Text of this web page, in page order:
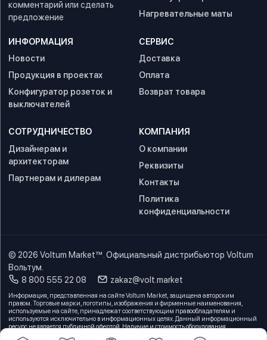
комментарий или сделать
предложение
Нагревательные маты
ИНФОРМАЦИЯ
Новости
Продукция в проектах
Конфигуратор розеток и
выключателей
СЕРВИС
Доставка
Оплата
Возврат товара
СОТРУДНИЧЕСТВО
Дизайнерам и
архитекторам
Партнерам и дилерам
КОМПАНИЯ
О компании
Реквизиты
Контакты
Политика
конфиденциальности
© 2026Voltum Market™ . Официальный дистрибьютор Voltum
Вольтум.
8 800 555 22 08
zakaz@volt.market
Информация, представленная на сайте Voltum Market, защищена авторским
правом. Торговые марки, логотипы, изображения и фирменные наименования,
используемые на сайте, принадлежат соответствующим правообладателям и
используются исключительно в информационных целях. Данный информационный
ресурс не является публичной офертой. Наличие и стоимость оборудования